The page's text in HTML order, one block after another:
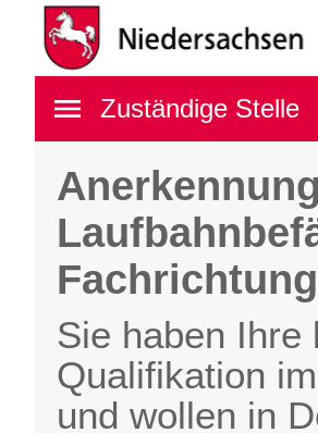
Zuständige Stelle
Sie haben Ihre
Qualifikation
und wollen in